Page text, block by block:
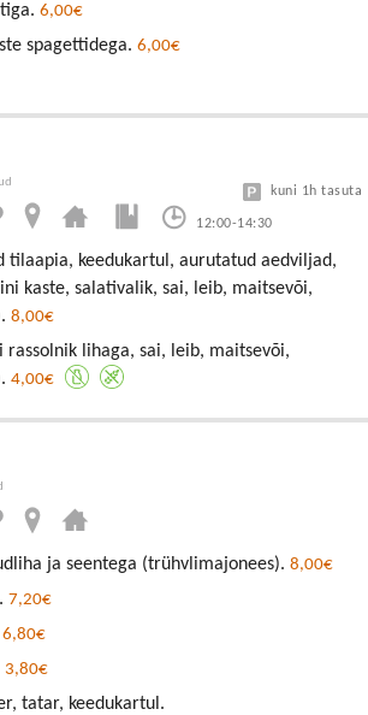
6,00€
spagettidega. 6,00€
12:00-14:30
kuni 1h tasuta
tilaapia, keedukartul, aurutatud aedviljad,
kaste, salativalik, sai, leib, maitsevõi,
8,00€
rassolnik lihaga, sai, leib, maitsevõi,
4,00€
ja seentega (trühvlimajonees). 8,00€
7,20€
6,80€
3,80€
tatar, keedukartul.